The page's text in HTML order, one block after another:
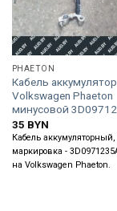
PHAETON
Кабель
Volkswagen Phaeton
минусовой
35 BYN
Кабель
маркировка -
на Volkswagen Phaeton.